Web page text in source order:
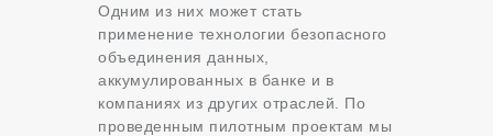
Одним из них может стать
применение технологии безопасного
объединения данных,
аккумулированных в банке и в
компаниях из других отраслей. По
проведенным пилотным проектам мы